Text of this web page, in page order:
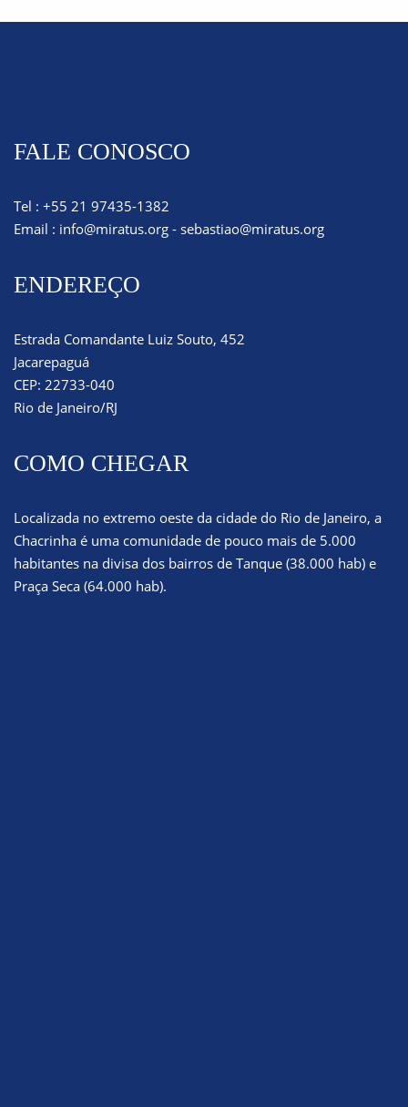
FALE CONOSCO
Tel : +55 21 97435-1382
Email : info@miratus.org - sebastiao@miratus.org
ENDEREÇO
Estrada Comandante Luiz Souto, 452
Jacarepaguá
CEP: 22733-040
Rio de Janeiro/RJ
COMO CHEGAR
Localizada no extremo oeste da cidade do Rio de Janeiro, a
Chacrinha é uma comunidade de pouco mais de 5.000
habitantes na divisa dos bairros de Tanque (38.000 hab) e
Praça Seca (64.000 hab).